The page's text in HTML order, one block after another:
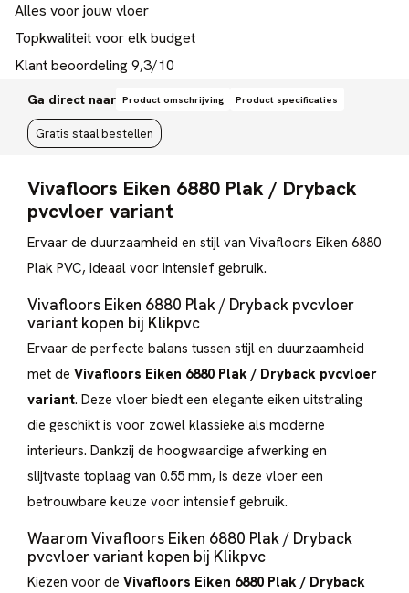
Alles voor jouw vloer
Topkwaliteit voor elk budget
Klant beoordeling 9,3/10
Ga direct naar Product omschrijving Product specificaties
Gratis staal bestellen
Vivafloors Eiken 6880 Plak / Dryback
pvcvloer variant
Ervaar de duurzaamheid en stijl van Vivafloors Eiken 6880
Plak PVC, ideaal voor intensief gebruik.
Vivafloors Eiken 6880 Plak / Dryback pvcvloer
variant kopen bij Klikpvc
Ervaar de perfecte balans tussen stijl en duurzaamheid
met de Vivafloors Eiken 6880 Plak / Dryback pvcvloer
variant. Deze vloer biedt een elegante eiken uitstraling
die geschikt is voor zowel klassieke als moderne
interieurs. Dankzij de hoogwaardige afwerking en
slijtvaste toplaag van 0.55 mm, is deze vloer een
betrouwbare keuze voor intensief gebruik.
Waarom Vivafloors Eiken 6880 Plak / Dryback
pvcvloer variant kopen bij Klikpvc
Kiezen voor de Vivafloors Eiken 6880 Plak / Dryback